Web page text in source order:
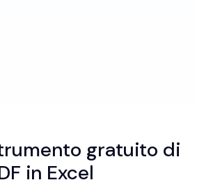
gratuito di
in Excel